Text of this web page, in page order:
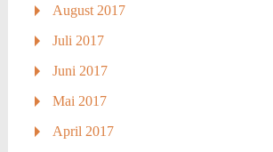
August 2017
Juli 2017
Juni 2017
Mai 2017
April 2017